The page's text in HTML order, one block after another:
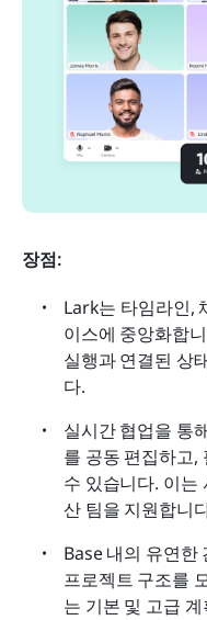
장점:
Lark는 타임라인,
이스에 중앙화합
실행과 연결된 상
다.
실시간 협업을 통
를 공동 편집하고,
수 있습니다. 이는
산 팀을 지원합니
Base 내의 유연한
프로젝트 구조를
는 기본 및 고급